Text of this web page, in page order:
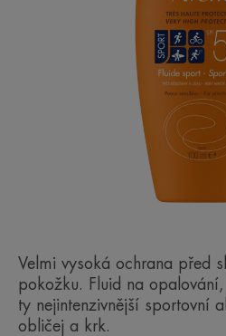
Velmi vysoká ochrana před
pokožku. Fluid na
ty nejintenzivnější sportovní
obličej a krk.